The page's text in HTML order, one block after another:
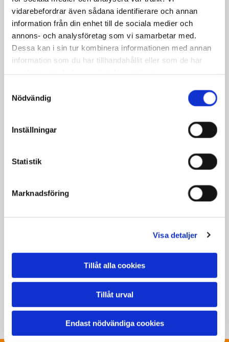
vidarebefordrar även sådana identifierare och annan
information från din enhet till de sociala medier och
annons- och analysföretag som vi samarbetar med.
Dessa kan i sin tur kombinera informationen med annan
information som du har tillhandahållit eller som de har
Nödvändig
Inställningar
Statistik
Marknadsföring
Visa detaljer
Tillåt alla cookies
Tillåt urval
Endast nödvändiga cookies
alltid en arbetsmiljöplan. För att
säkerställa våra jobb, görs löpande
dokumenterad kvalitetskontroll för att
kunna leverera god kvalitet. Vår
personal har företagslegitimation. Vi
minimal nedsmutsning. Kontakta oss
Väl mött, Robert Fjellström VD